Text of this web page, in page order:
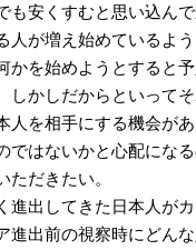
安くすむと思い込ん
が増え始めているよう
を始めようとすると
しかしだからといって
人を相手にする機会が
ではないかと心配にな
だきたい。
出してきた日本人が
進出前の視察時にどん